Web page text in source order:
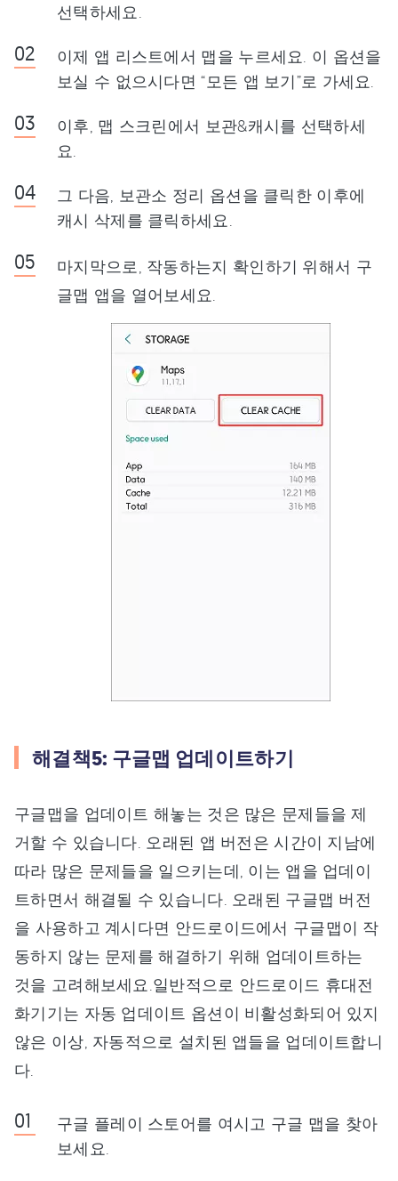
선택하세요.
이제 앱 리스트에서 맵을 누르세요. 이 옵션을
보실 수 없으시다면 “모든 앱 보기”로 가세요.
이후, 맵 스크린에서 보관&캐시를 선택하세
요.
그 다음, 보관소 정리 옵션을 클릭한 이후에
캐시 삭제를 클릭하세요.
마지막으로, 작동하는지 확인하기 위해서 구
글맵 앱을 열어보세요.
해결책5: 구글맵 업데이트하기
구글맵을 업데이트 해놓는 것은 많은 문제들을 제
거할 수 있습니다. 오래된 앱 버전은 시간이 지남에
따라 많은 문제들을 일으키는데, 이는 앱을 업데이
트하면서 해결될 수 있습니다. 오래된 구글맵 버전
을 사용하고 계시다면 안드로이드에서 구글맵이 작
동하지 않는 문제를 해결하기 위해 업데이트하는
것을 고려해보세요.일반적으로 안드로이드 휴대전
화기기는 자동 업데이트 옵션이 비활성화되어 있지
않은 이상, 자동적으로 설치된 앱들을 업데이트합니
다.
구글 플레이 스토어를 여시고 구글 맵을 찾아
보세요.